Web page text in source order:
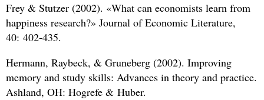
Frey & Stutzer (2002). «What can economists learn from
happiness research?» Journal of Economic Literature,
40: 402-435.
Hermann, Raybeck, & Gruneberg (2002). Improving
memory and study skills: Advances in theory and practice.
Ashland, OH: Hogrefe & Huber.